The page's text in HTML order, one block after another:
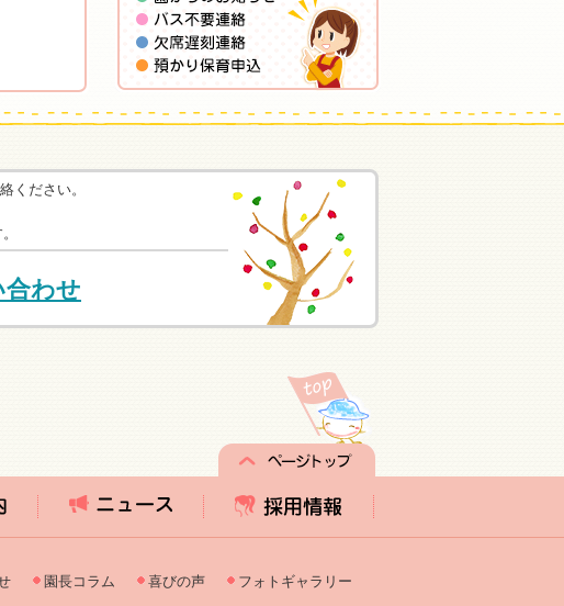
ください。
合わせ
園長コラム 喜びの声 フォトギャラリー